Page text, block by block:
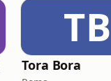
TB
Tora Bora